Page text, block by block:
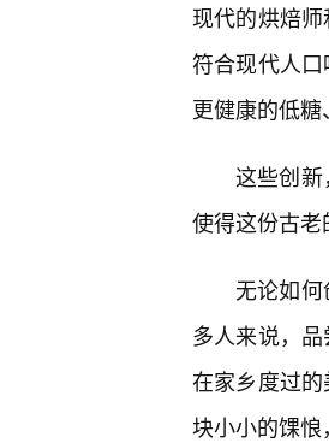
现代的烘焙
符合现代人
更健康的低糖
这些创新
使得这份古老
无论如
多人来说，
在家乡度过
块小小的馃悢